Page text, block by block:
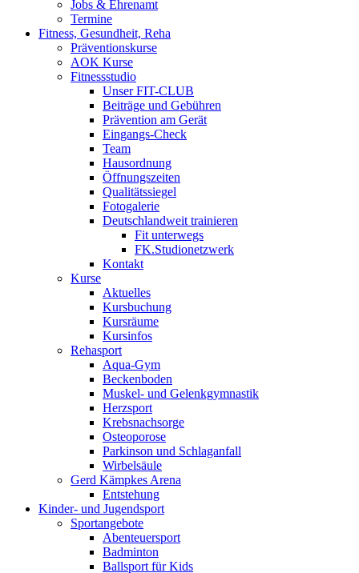
Jobs & Ehrenamt
Termine
Fitness, Gesundheit, Reha
Präventionskurse
AOK Kurse
Fitnessstudio
Unser FIT-CLUB
Beiträge und Gebühren
Prävention am Gerät
Eingangs-Check
Team
Hausordnung
Öffnungszeiten
Qualitätssiegel
Fotogalerie
Deutschlandweit trainieren
Fit unterwegs
FK.Studionetzwerk
Kontakt
Kurse
Aktuelles
Kursbuchung
Kursräume
Kursinfos
Rehasport
Aqua-Gym
Beckenboden
Muskel- und Gelenkgymnastik
Herzsport
Krebsnachsorge
Osteoporose
Parkinson und Schlaganfall
Wirbelsäule
Gerd Kämpkes Arena
Entstehung
Kinder- und Jugendsport
Sportangebote
Abenteuersport
Badminton
Ballsport für Kids